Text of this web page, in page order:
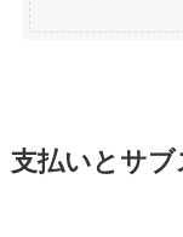
支払いとサ